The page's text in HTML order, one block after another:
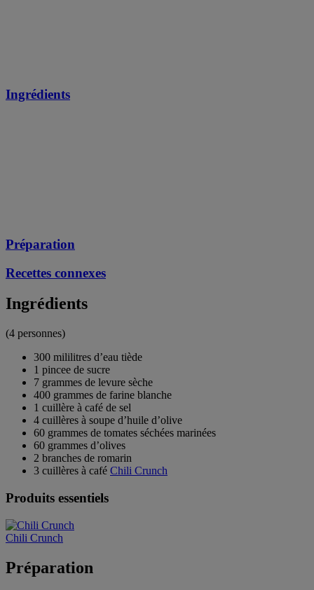
Ingrédients
Préparation
Recettes connexes
Ingrédients
(4 personnes)
300 mililitres d’eau tiède
1 pincee de sucre
7 grammes de levure sèche
400 grammes de farine blanche
1 cuillère à café de sel
4 cuillères à soupe d’huile d’olive
60 grammes de tomates séchées marinées
60 grammes d’olives
2 branches de romarin
3 cuillères à café Chili Crunch
Produits essentiels
Chili Crunch
Préparation